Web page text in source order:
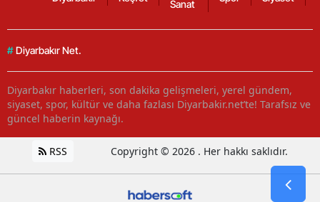
Sanat
# Diyarbakır Net.
Diyarbakır haberleri, son dakika gelişmeleri, yerel gündem,
siyaset, spor, kültür ve daha fazlası Diyarbakir.net’te! Tarafsız ve
güncel haberin kaynağı.
RSS Copyright © 2026 . Her hakkı saklıdır.